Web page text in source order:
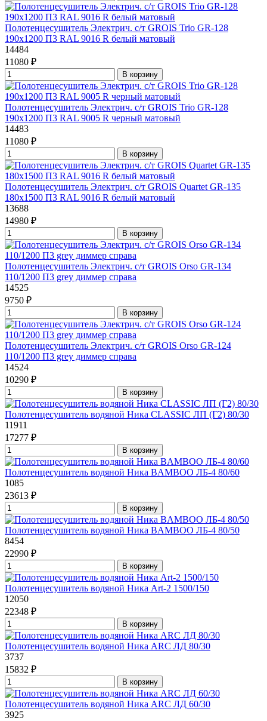
Полотенцесушитель Электрич. с/т GROIS Trio GR-128
190х1200 П3 RAL 9016 R белый матовый
14484
11080 ₽
В корзину
Полотенцесушитель Электрич. с/т GROIS Trio GR-128
190х1200 П3 RAL 9005 R черный матовый
14483
11080 ₽
В корзину
Полотенцесушитель Электрич. с/т GROIS Quartet GR-135
180х1500 П3 RAL 9016 R белый матовый
13688
14980 ₽
В корзину
Полотенцесушитель Электрич. с/т GROIS Orso GR-134
110/1200 П3 grey диммер справа
14525
9750 ₽
В корзину
Полотенцесушитель Электрич. с/т GROIS Orso GR-124
110/1200 П3 grey диммер справа
14524
10290 ₽
В корзину
Полотенцесушитель водяной Ника CLASSIC ЛП (Г2) 80/30
11911
17277 ₽
В корзину
Полотенцесушитель водяной Ника BAMBOO ЛБ-4 80/60
1085
23613 ₽
В корзину
Полотенцесушитель водяной Ника BAMBOO ЛБ-4 80/50
8454
22990 ₽
В корзину
Полотенцесушитель водяной Ника Art-2 1500/150
12050
22348 ₽
В корзину
Полотенцесушитель водяной Ника ARC ЛД 80/30
3737
15832 ₽
В корзину
Полотенцесушитель водяной Ника ARC ЛД 60/30
3925